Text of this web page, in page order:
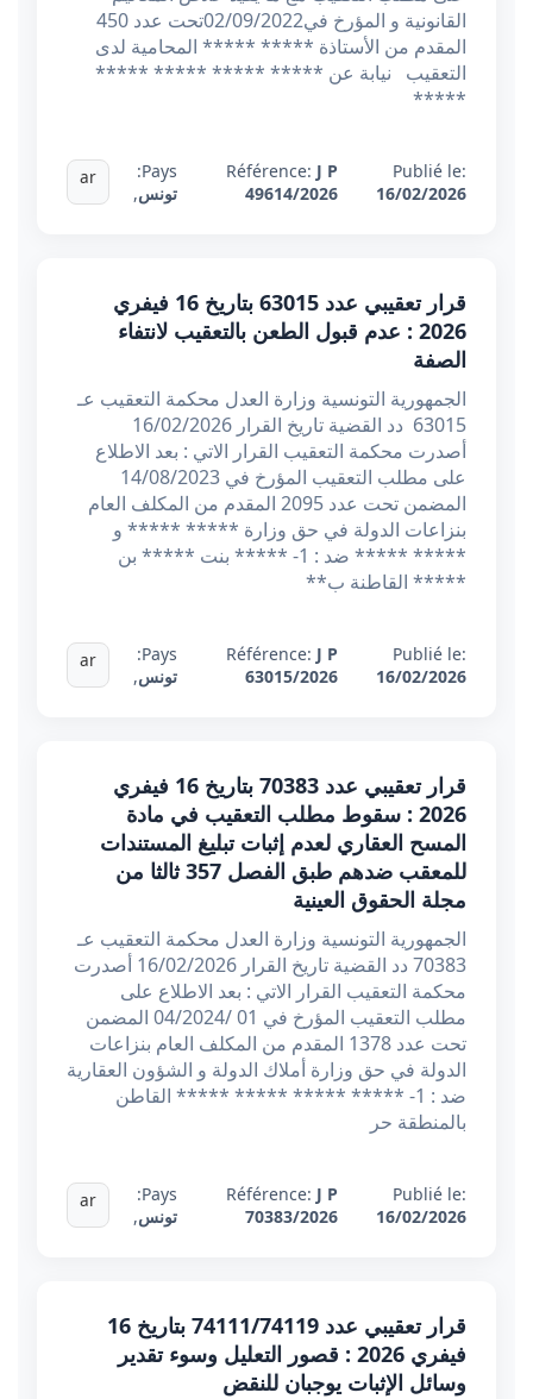
القانونية و المؤرخ في02/09/2022تحت عدد 450
المقدم من الأستاذة ***** ***** المحامية لدى
التعقيب نيابة عن ***** ***** ***** *****
*****
Publié le:
16/02/2026
Référence: J P
49614/2026
Pays:
تونس,
ar
قرار تعقيبي عدد 63015 بتاريخ 16 فيفري
2026 : عدم قبول الطعن بالتعقيب لانتفاء
الصفة
الجمهورية التونسية وزارة العدل محكمة التعقيب عـ
أصدرت محكمة التعقيب القرار الاتي : بعد الاطلاع
على مطلب التعقيب المؤرخ في 14/08/2023
المضمن تحت عدد 2095 المقدم من المكلف العام
بنزاعات الدولة في حق وزارة ***** ***** و
***** ***** ضد : 1- ***** بنت ***** بن
***** القاطنة ب**
Publié le:
16/02/2026
Référence: J P
63015/2026
Pays:
تونس,
ar
قرار تعقيبي عدد 70383 بتاريخ 16 فيفري
2026 : سقوط مطلب التعقيب في مادة
المسح العقاري لعدم إثبات تبليغ المستندات
للمعقب ضدهم طبق الفصل 357 ثالثا من
مجلة الحقوق العينية
الجمهورية التونسية وزارة العدل محكمة التعقيب عـ
70383 دد القضية تاريخ القرار 16/02/2026 أصدرت
محكمة التعقيب القرار الاتي : بعد الاطلاع على
مطلب التعقيب المؤرخ في 01 /04/2024 المضمن
تحت عدد 1378 المقدم من المكلف العام بنزاعات
الدولة في حق وزارة أملاك الدولة و الشؤون العقارية
ضد : 1- ***** ***** ***** ***** القاطن
بالمنطقة حر
Publié le:
16/02/2026
Référence: J P
70383/2026
Pays:
تونس,
ar
قرار تعقيبي عدد 74111/74119 بتاريخ 16
فيفري 2026 : قصور التعليل وسوء تقدير
وسائل الإثبات يوجبان للنقض